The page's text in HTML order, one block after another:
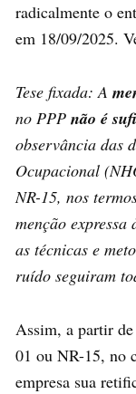
radicalmente o
em 18/09/2025.
Tese fixada: A
no PPP não é
observância das
Ocupacional
NR-15, nos
menção
as técnicas e
ruído seguiram
Assim, a partir
01 ou NR-15, no
empresa sua